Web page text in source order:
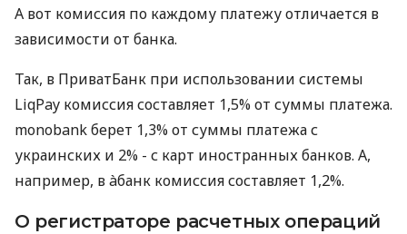
А вот комиссия по каждому платежу отличается в
зависимости от банка.
Так, в ПриватБанк при использовании системы
LiqPay комиссия составляет 1,5% от суммы платежа.
monobank берет 1,3% от суммы платежа с
украинских и 2% - с карт иностранных банков. А,
например, в àбанк комиссия составляет 1,2%.
О регистраторе расчетных операций